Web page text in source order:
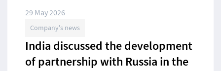
29 May 2026
Company's news
India discussed the development
of partnership with Russia in the